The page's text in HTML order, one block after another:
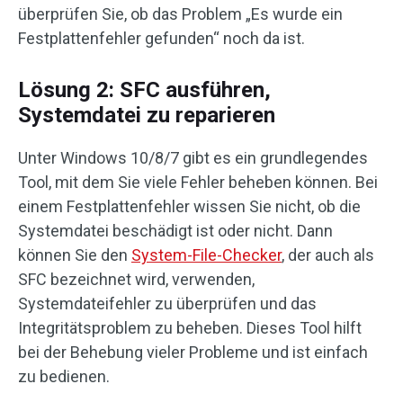
überprüfen Sie, ob das Problem „Es wurde ein
Festplattenfehler gefunden“ noch da ist.
Lösung 2: SFC ausführen,
Systemdatei zu reparieren
Unter Windows 10/8/7 gibt es ein grundlegendes
Tool, mit dem Sie viele Fehler beheben können. Bei
einem Festplattenfehler wissen Sie nicht, ob die
Systemdatei beschädigt ist oder nicht. Dann
können Sie den System-File-Checker, der auch als
SFC bezeichnet wird, verwenden,
Systemdateifehler zu überprüfen und das
Integritätsproblem zu beheben. Dieses Tool hilft
bei der Behebung vieler Probleme und ist einfach
zu bedienen.